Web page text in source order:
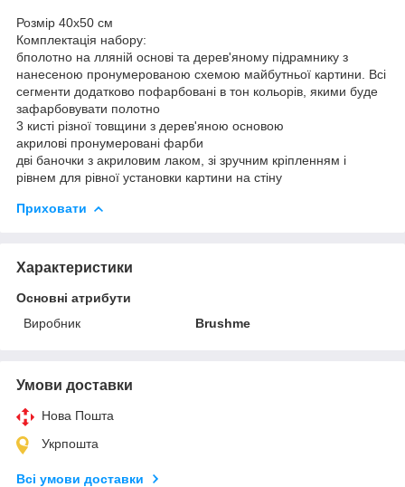
Розмір 40x50 см
Комплектація набору:
бполотно на лляній основі та дерев'яному підрамнику з
нанесеною пронумерованою схемою майбутньої картини. Всі
сегменти додатково пофарбовані в тон кольорів, якими буде
зафарбовувати полотно
3 кисті різної товщини з дерев'яною основою
акрилові пронумеровані фарби
дві баночки з акриловим лаком, зі зручним кріпленням і
рівнем для рівної установки картини на стіну
Приховати
Характеристики
Основні атрибути
Виробник
Brushme
Умови доставки
Нова Пошта
Укрпошта
Всі умови доставки